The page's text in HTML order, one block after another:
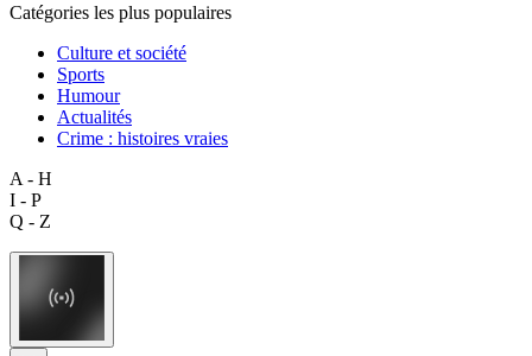
Catégories les plus populaires
Culture et société
Sports
Humour
Actualités
Crime : histoires vraies
A - H
I - P
Q - Z